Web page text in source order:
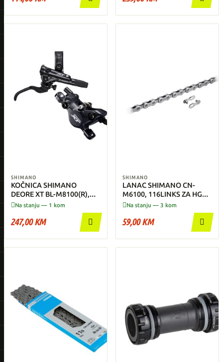
SHIMANO
KOČNICA SHIMANO
DEORE XT BL-M8100(R),
BR-M8100(R) - Stražnja
Na stanju — 1 kom
247,00 KM 
SHIMANO
LANAC SHIMANO CN-
M6100, 116LINKS ZA HG
12-BRZINA
Na stanju — 3 kom
59,00 KM 